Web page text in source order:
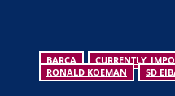
BARCA
RONALD KOEMAN
SD